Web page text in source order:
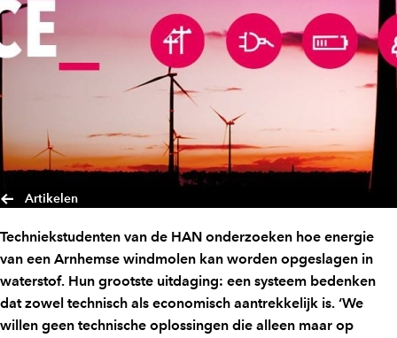
Artikelen
Techniekstudenten van de HAN onderzoeken hoe energie
van een Arnhemse windmolen kan worden opgeslagen in
waterstof. Hun grootste uitdaging: een systeem bedenken
dat zowel technisch als economisch aantrekkelijk is. ‘We
willen geen technische oplossingen die alleen maar op